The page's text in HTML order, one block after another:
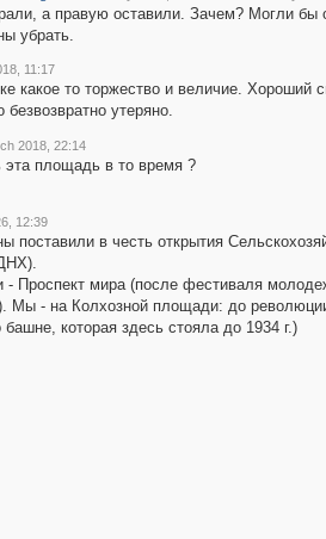
а правую оставили. Зачем? Могли бы
убрать.
11:17
какое то торжество и величие. Хороший
утеряно.
2018, 22:14
эта площадь в то время ?
12:39
поставили в честь открытия
- Проспект мира (после фестиваля
Мы - на Колхозной площади: до
которая здесь стояла до 1934 г.)